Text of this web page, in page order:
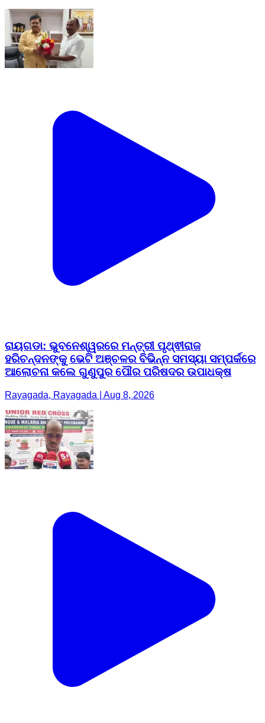
ରାୟଗଡା: ଭୁବନେଶ୍ୱରରେ ମନ୍ତ୍ରୀ ପୃଥ୍ଵୀରାଜ
ହରିଚନ୍ଦନଙ୍କୁ ଭେଟି ଅଞ୍ଚଳର ବିଭିନ୍ନ ସମସ୍ୟା ସମ୍ପର୍କରେ
ଆଲୋଚନା କଲେ ଗୁଣୁପୁର ପୌର ପରିଷଦର ଉପାଧକ୍ଷ
Rayagada, Rayagada | Aug 8, 2026